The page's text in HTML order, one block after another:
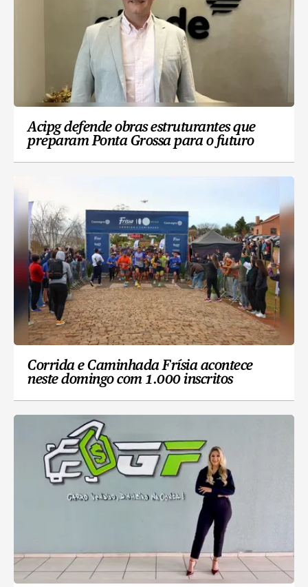
Acipg defende obras estruturantes que
preparam Ponta Grossa para o futuro
Corrida e Caminhada Frísia acontece
neste domingo com 1.000 inscritos